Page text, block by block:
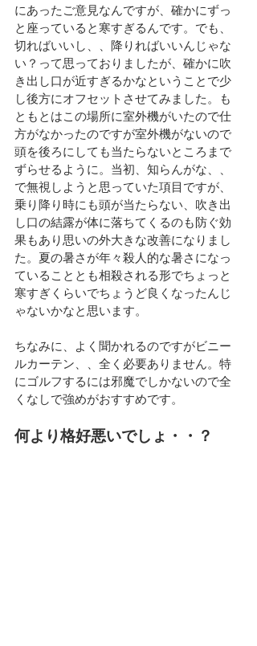
にあったご意見なんですが、確かにずっ
と座っていると寒すぎるんです。でも、
切ればいいし、、降りればいいんじゃな
い？って思っておりましたが、確かに吹
き出し口が近すぎるかなということで少
し後方にオフセットさせてみました。も
ともとはこの場所に室外機がいたので仕
方がなかったのですが室外機がないので
頭を後ろにしても当たらないところまで
ずらせるように。当初、知らんがな、、
で無視しようと思っていた項目ですが、
乗り降り時にも頭が当たらない、吹き出
し口の結露が体に落ちてくるのも防ぐ効
果もあり思いの外大きな改善になりまし
た。夏の暑さが年々殺人的な暑さになっ
ていることとも相殺される形でちょっと
寒すぎくらいでちょうど良くなったんじ
ゃないかなと思います。
ちなみに、よく聞かれるのですがビニー
ルカーテン、、全く必要ありません。特
にゴルフするには邪魔でしかないので全
くなしで強めがおすすめです。
何より格好悪いでしょ・・？